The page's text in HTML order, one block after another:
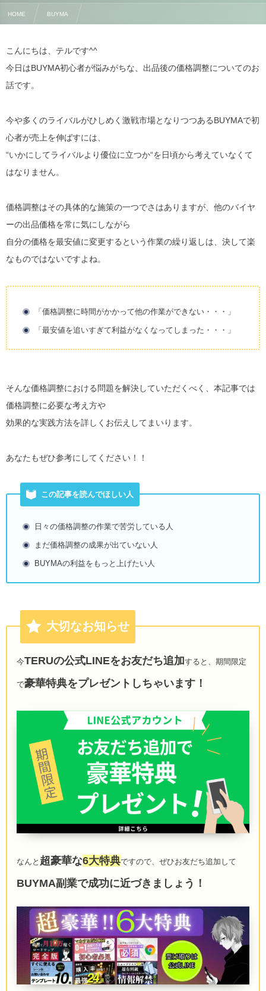
HOME BUYMA
こんにちは、テルです^^
今日はBUYMA初心者が悩みがちな、出品後の価格調整についてのお
話です。
今や多くのライバルがひしめく激戦市場となりつつあるBUYMAで初
心者が売上を伸ばすには、
“いかにしてライバルより優位に立つか“を日頃から考えていなくて
はなりません。
価格調整はその具体的な施策の一つでさはありますが、他のバイヤ
ーの出品価格を常に気にしながら
自分の価格を最安値に変更するという作業の繰り返しは、決して楽
なものではないですよね。
「価格調整に時間がかかって他の作業ができない・・・」
「最安値を追いすぎて利益がなくなってしまった・・・」
そんな価格調整における問題を解決していただくべく、本記事では
価格調整に必要な考え方や
効果的な実践方法を詳しくお伝えしてまいります。
あなたもぜひ参考にしてください！！
この記事を読んでほしい人
日々の価格調整の作業で苦労している人
まだ価格調整の成果が出ていない人
BUYMAの利益をもっと上げたい人
大切なお知らせ
今TERUの公式LINEをお友だち追加すると、期間限定
で豪華特典をプレゼントしちゃいます！
なんと 超豪華な6大特典ですので、ぜひお友だち追加して
BUYMA副業で成功に近づきましょう！